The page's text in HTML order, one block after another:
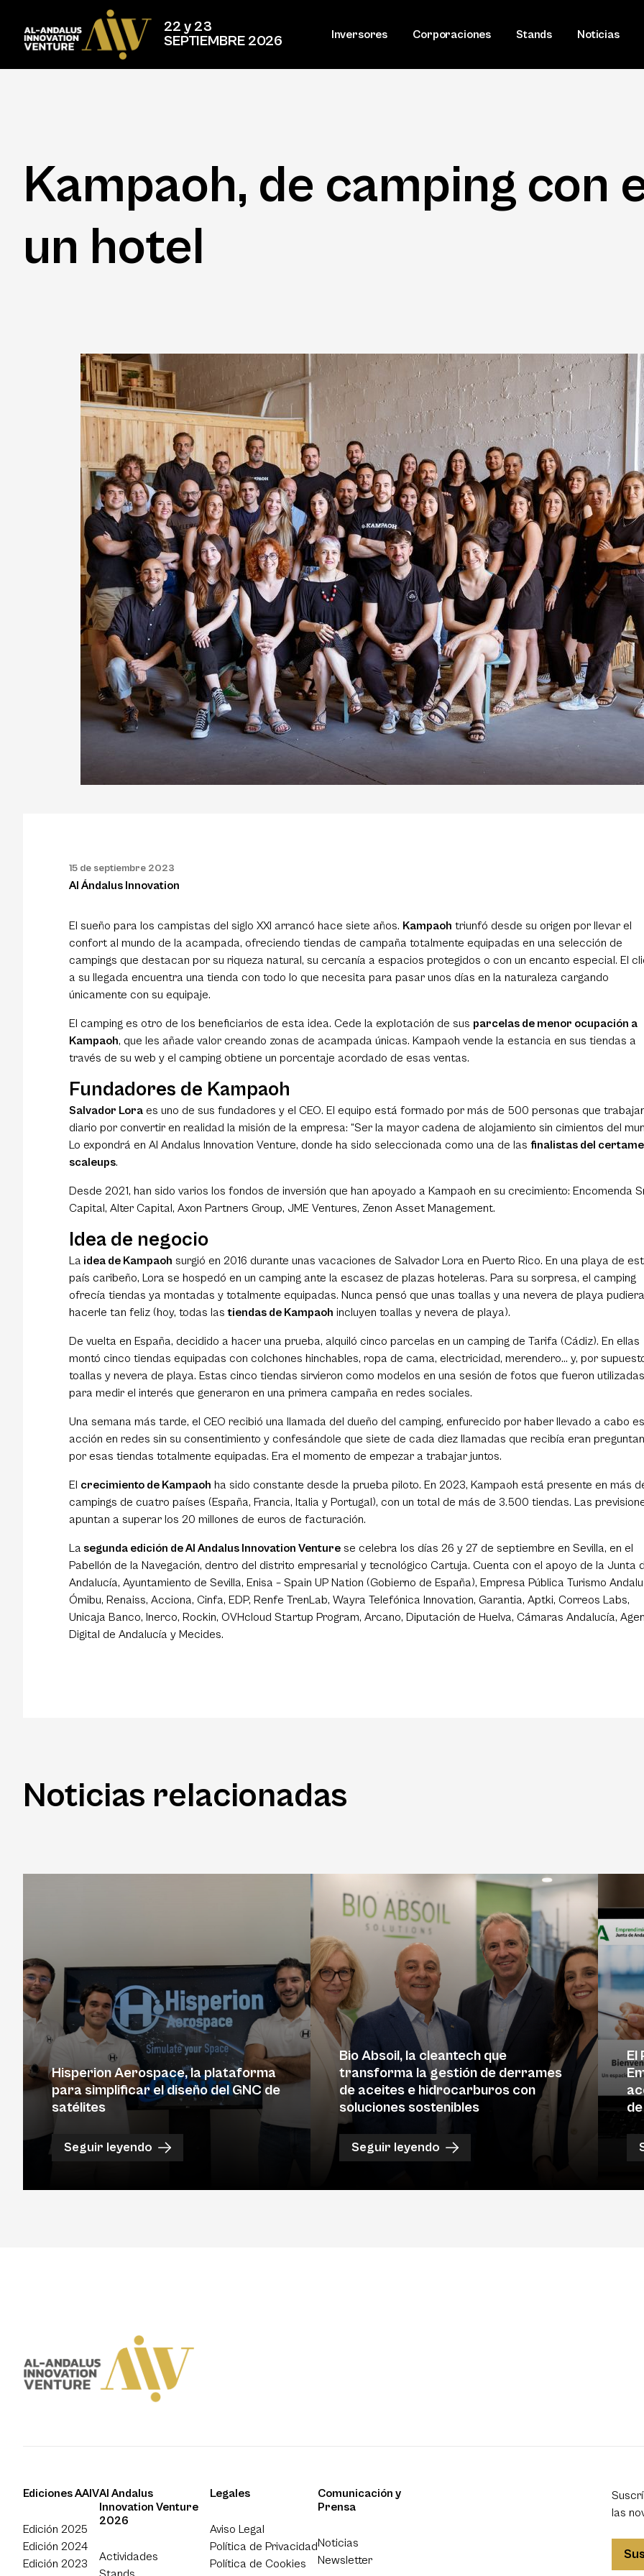
22 y 23
SEPTIEMBRE 2026
Inversores Corporaciones Stands Noticias
Kampaoh, de camping con
un hotel
15 de septiembre 2023
Al Ándalus Innovation
El sueño para los campistas del siglo XXI arrancó hace siete años. Kampaoh triunfó desde su origen por llevar el
confort al mundo de la acampada, ofreciendo tiendas de campaña totalmente equipadas en una selección de
campings que destacan por su riqueza natural, su cercanía a espacios protegidos o con un encanto especial. El
a su llegada encuentra una tienda con todo lo que necesita para pasar unos días en la naturaleza cargando
únicamente con su equipaje.
El camping es otro de los beneficiarios de esta idea. Cede la explotación de sus parcelas de menor ocupación a
Kampaoh, que les añade valor creando zonas de acampada únicas. Kampaoh vende la estancia en sus tiendas a
través de su web y el camping obtiene un porcentaje acordado de esas ventas.
Fundadores de Kampaoh
Salvador Lora es uno de sus fundadores y el CEO. El equipo está formado por más de 500 personas que
diario por convertir en realidad la misión de la empresa: “Ser la mayor cadena de alojamiento sin cimientos del
Lo expondrá en Al Andalus Innovation Venture, donde ha sido seleccionada como una de las finalistas del
scaleups.
Desde 2021, han sido varios los fondos de inversión que han apoyado a Kampaoh en su crecimiento: Encomenda
Capital, Alter Capital, Axon Partners Group, JME Ventures, Zenon Asset Management.
Idea de negocio
La idea de Kampaoh surgió en 2016 durante unas vacaciones de Salvador Lora en Puerto Rico. En una playa de
país caribeño, Lora se hospedó en un camping ante la escasez de plazas hoteleras. Para su sorpresa, el camping
ofrecía tiendas ya montadas y totalmente equipadas. Nunca pensó que unas toallas y una nevera de playa
hacerle tan feliz (hoy, todas lastiendas de Kampaoh incluyen toallas y nevera de playa).
De vuelta en España, decidido a hacer una prueba, alquiló cinco parcelas en un camping de Tarifa (Cádiz). En ellas
montó cinco tiendas equipadas con colchones hinchables, ropa de cama, electricidad, merendero… y, por
toallas y nevera de playa. Estas cinco tiendas sirvieron como modelos en una sesión de fotos que fueron utilizadas
para medir el interés que generaron en una primera campaña en redes sociales.
Una semana más tarde, el CEO recibió una llamada del dueño del camping, enfurecido por haber llevado a cabo
acción en redes sin su consentimiento y confesándole que siete de cada diez llamadas que recibía eran
por esas tiendas totalmente equipadas. Era el momento de empezar a trabajar juntos.
El crecimiento de Kampaoh ha sido constante desde la prueba piloto. En 2023, Kampaoh está presente en más
campings de cuatro países (España, Francia, Italia y Portugal), con un total de más de 3.500 tiendas. Las
apuntan a superar los 20 millones de euros de facturación.
La segunda edición de Al Andalus Innovation Venture se celebra los días 26 y 27 de septiembre en Sevilla, en el
Pabellón de la Navegación, dentro del distrito empresarial y tecnológico Cartuja. Cuenta con el apoyo de la Junta
Andalucía, Ayuntamiento de Sevilla, Enisa – Spain UP Nation (Gobierno de España), Empresa Pública Turismo
Ómibu, Renaiss, Acciona, Cinfa, EDP, Renfe TrenLab, Wayra Telefónica Innovation, Garantia, Aptki, Correos Labs,
Unicaja Banco, Inerco, Rockin, OVHcloud Startup Program, Arcano, Diputación de Huelva, Cámaras Andalucía,
Digital de Andalucía y Mecides.
Noticias relacionadas
Hisperion Aerospace, la plataforma
para simplificar el diseño del GNC de
satélites
Seguir leyendo
Bio Absoil, la cleantech que
transforma la gestión de derrames
de aceites e hidrocarburos con
soluciones sostenibles
Seguir leyendo
El
Ediciones AAIV
Edición 2025
Edición 2024
Edición 2023
Al Andalus
Innovation Venture
2026
Actividades
Legales
Aviso Legal
Política de Privacidad
Política de Cookies
Comunicación y
Prensa
Noticias
Newsletter
las